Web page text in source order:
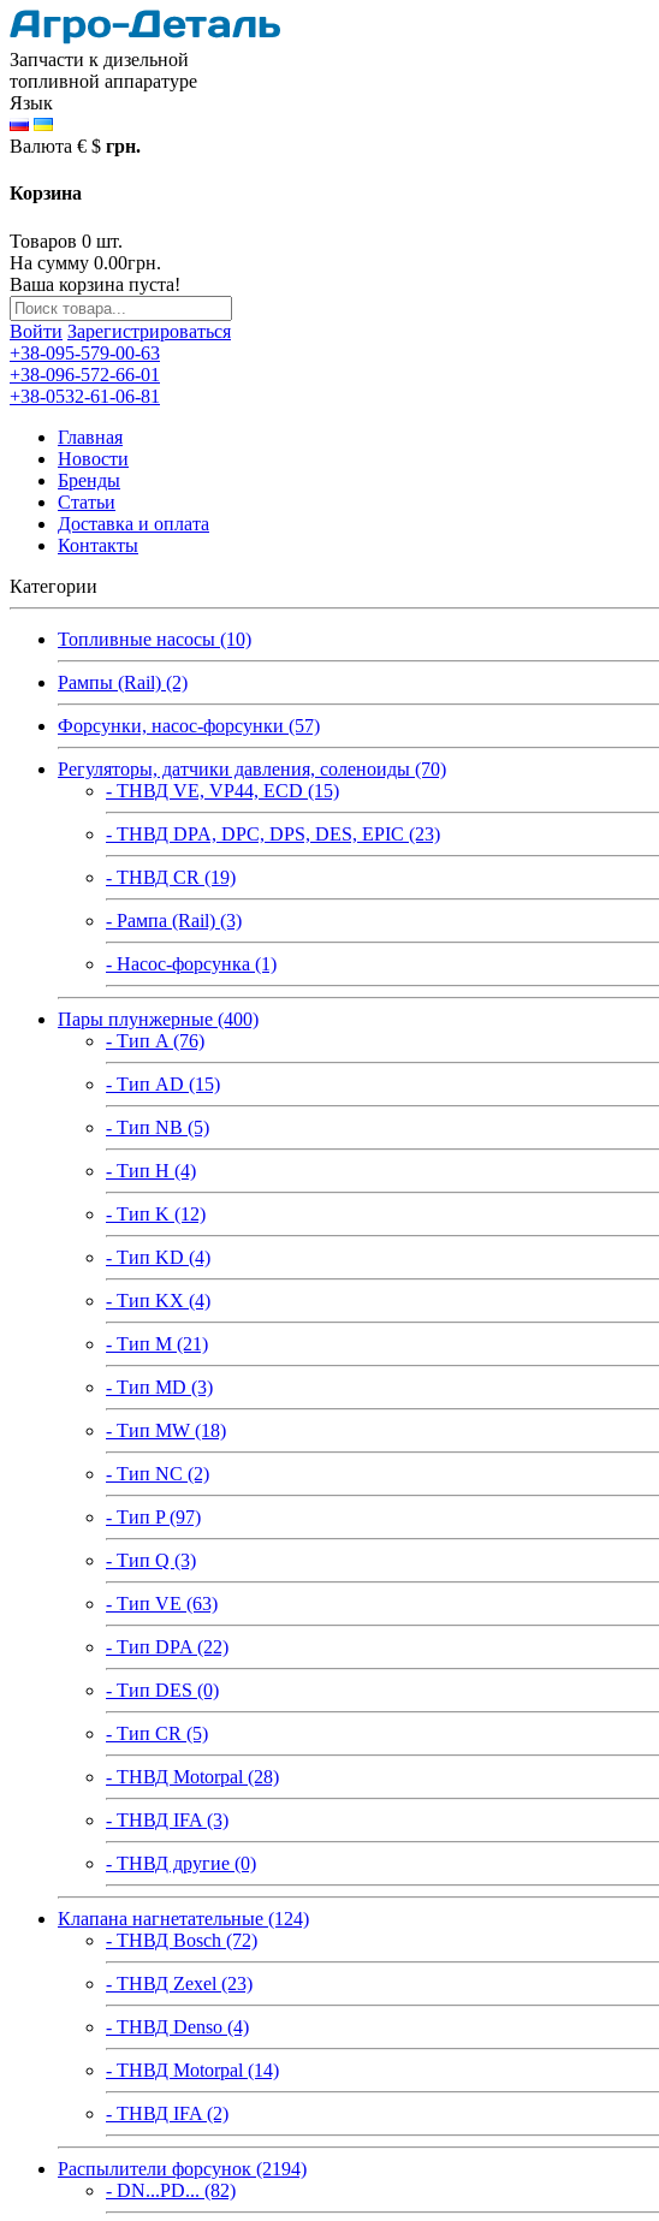
Запчасти к дизельной
топливной аппаратуре
Язык
Валюта € $ грн.
Корзина
Товаров 0 шт.
На сумму 0.00грн.
Ваша корзина пуста!
Войти Зарегистрироваться
+38-095-579-00-63
+38-096-572-66-01
+38-0532-61-06-81
Главная
Новости
Бренды
Статьи
Доставка и оплата
Контакты
Категории
Топливные насосы (10)
Рампы (Rail) (2)
Форсунки, насос-форсунки (57)
Регуляторы, датчики давления, соленоиды (70)
- ТНВД VE, VP44, ECD (15)
- ТНВД DPA, DPC, DPS, DES, EPIC (23)
- ТНВД CR (19)
- Рампа (Rail) (3)
- Насос-форсунка (1)
Пары плунжерные (400)
- Тип A (76)
- Тип AD (15)
- Тип NB (5)
- Тип H (4)
- Тип K (12)
- Тип KD (4)
- Тип KX (4)
- Тип M (21)
- Тип MD (3)
- Тип MW (18)
- Тип NC (2)
- Тип P (97)
- Тип Q (3)
- Тип VE (63)
- Тип DPA (22)
- Тип DES (0)
- Тип CR (5)
- ТНВД Motorpal (28)
- ТНВД IFA (3)
- ТНВД другие (0)
Клапана нагнетательные (124)
- ТНВД Bosch (72)
- ТНВД Zexel (23)
- ТНВД Denso (4)
- ТНВД Motorpal (14)
- ТНВД IFA (2)
Распылители форсунок (2194)
- DN...PD... (82)